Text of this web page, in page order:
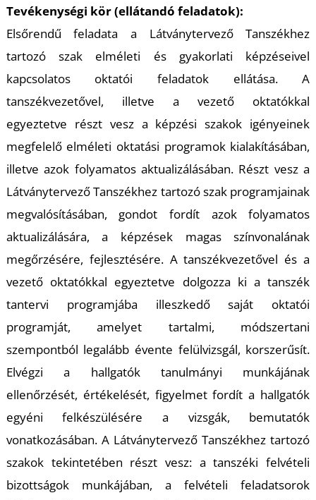
Tevékenységi kör (ellátandó feladatok):
Elsőrendű feladata a Látványtervező Tanszékhez
tartozó szak elméleti és gyakorlati képzéseivel
kapcsolatos oktatói feladatok ellátása. A
tanszékvezetővel, illetve a vezető oktatókkal
egyeztetve részt vesz a képzési szakok igényeinek
megfelelő elméleti oktatási programok kialakításában,
illetve azok folyamatos aktualizálásában. Részt vesz a
Látványtervező Tanszékhez tartozó szak programjainak
megvalósításában, gondot fordít azok folyamatos
aktualizálására, a képzések magas színvonalának
megőrzésére, fejlesztésére. A tanszékvezetővel és a
vezető oktatókkal egyeztetve dolgozza ki a tanszék
tantervi programjába illeszkedő saját oktatói
programját, amelyet tartalmi, módszertani
szempontból legalább évente felülvizsgál, korszerűsít.
Elvégzi a hallgatók tanulmányi munkájának
ellenőrzését, értékelését, figyelmet fordít a hallgatók
egyéni felkészülésére a vizsgák, bemutatók
vonatkozásában. A Látványtervező Tanszékhez tartozó
szakok tekintetében részt vesz: a tanszéki felvételi
bizottságok munkájában, a felvételi feladatsorok